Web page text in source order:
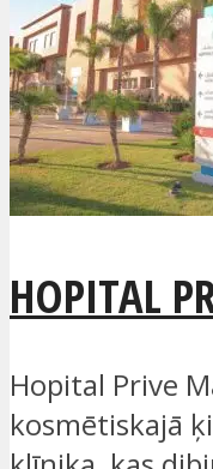
HOPITAL
Hopital Prive
kosmētiskajā